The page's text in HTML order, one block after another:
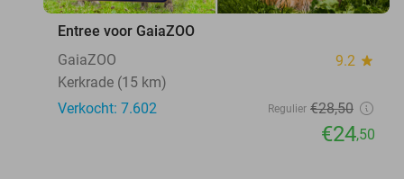
Entree voor GaiaZOO
GaiaZOO
9.2 star
Kerkrade (15 km)
Verkocht: 7.602
Regulier €28,50
€24,50